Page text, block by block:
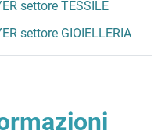
settore TESSILE
settore GIOIELLERIA